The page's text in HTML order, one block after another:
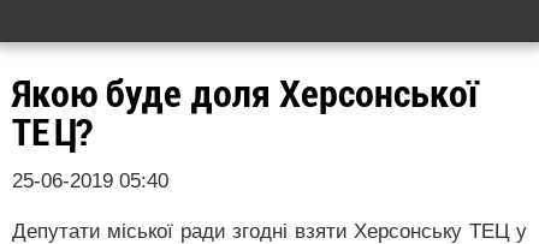
Якою буде доля Херсонської
ТЕЦ?
25-06-2019 05:40
Депутати міської ради згодні взяти Херсонську ТЕЦ у